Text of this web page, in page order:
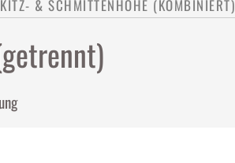
KITZ- & SCHMITTENHÖHE (KOMBINIERT)